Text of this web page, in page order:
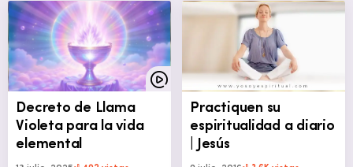
Decreto de Llama
Violeta para la vida
elemental
Practiquen su
espiritualidad a diario
| Jesús